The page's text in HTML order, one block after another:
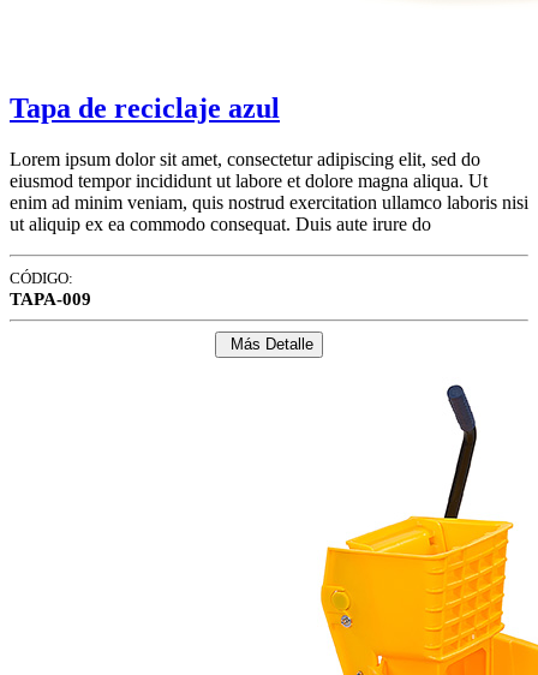
Tapa de reciclaje azul
Lorem ipsum dolor sit amet, consectetur adipiscing elit, sed do
eiusmod tempor incididunt ut labore et dolore magna aliqua. Ut
enim ad minim veniam, quis nostrud exercitation ullamco laboris nisi
ut aliquip ex ea commodo consequat. Duis aute irure do
CÓDIGO:
TAPA-009
Más Detalle